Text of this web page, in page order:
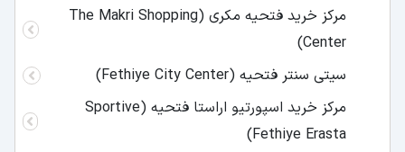
مرکز خرید فتحیه مکری (The Makri Shopping
Center)
سیتی سنتر فتحیه (Fethiye City Center)
مرکز خرید اسپورتیو اراستا فتحیه (Sportive
Fethiye Erasta)